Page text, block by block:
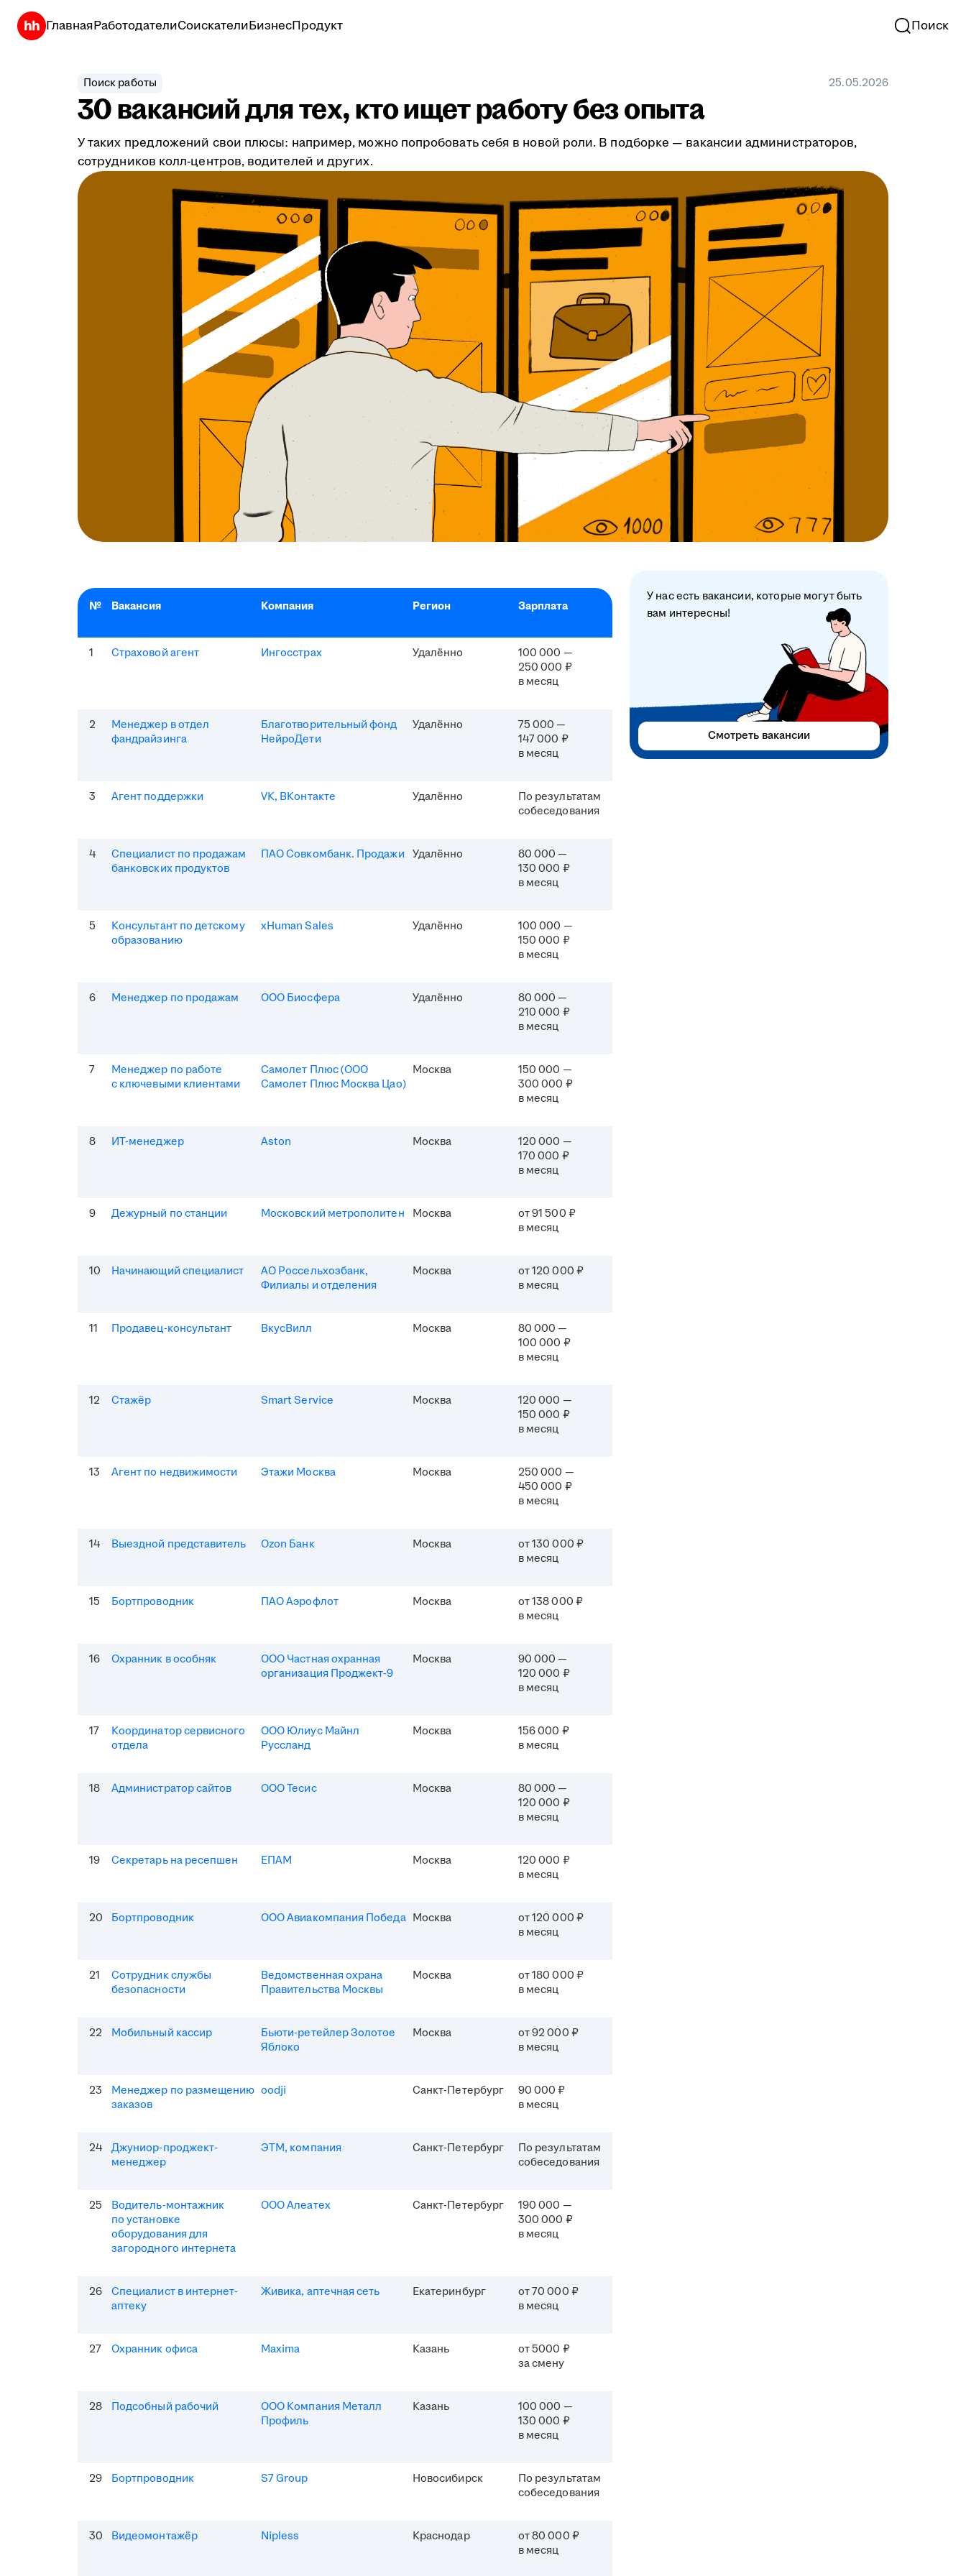
ГлавнаяРаботодателиСоискателиБизнесПродукт Поиск
Поиск работы 25.05.2026
30 вакансий для тех, кто ищет работу без опыта
У таких предложений свои плюсы: например, можно попробовать себя в новой роли. В подборке — вакансии администраторов,
сотрудников колл-центров, водителей и других.
№ Вакансия Компания Регион Зарплата
1 Страховой агент Ингосстрах Удалённо
100 000 —
250 000 ₽
в месяц
2
Менеджер в отдел
фандрайзинга
Благотворительный фонд
НейроДети
Удалённо
75 000 —
147 000 ₽
в месяц
3 Агент поддержки VK, ВКонтакте Удалённо
По результатам
собеседования
4
Специалист по продажам
банковских продуктов
ПАО Совкомбанк. Продажи Удалённо
80 000 —
130 000 ₽
в месяц
5
Консультант по детскому
образованию
xHuman Sales Удалённо
100 000 —
150 000 ₽
в месяц
6 Менеджер по продажам ООО Биосфера Удалённо
80 000 —
210 000 ₽
в месяц
7
Менеджер по работе
с ключевыми клиентами
Самолет Плюс (ООО
Самолет Плюс Москва Цао)
Москва
150 000 —
300 000 ₽
в месяц
8 ИТ-менеджер Aston Москва
120 000 —
170 000 ₽
в месяц
9 Дежурный по станции Московский метрополитен Москва
от 91 500 ₽
в месяц
10 Начинающий специалист
АО Россельхозбанк,
Филиалы и отделения
Москва
от 120 000 ₽
в месяц
11 Продавец-консультант ВкусВилл Москва
80 000 —
100 000 ₽
в месяц
12 Стажёр Smart Service Москва
120 000 —
150 000 ₽
в месяц
13 Агент по недвижимости Этажи Москва Москва
250 000 —
450 000 ₽
в месяц
14 Выездной представитель Ozon Банк Москва
от 130 000 ₽
в месяц
15 Бортпроводник ПАО Аэрофлот Москва
от 138 000 ₽
в месяц
16 Охранник в особняк
ООО Частная охранная
организация Проджект-9
Москва
90 000 —
120 000 ₽
в месяц
17
Координатор сервисного
отдела
ООО Юлиус Майнл
Руссланд
Москва
156 000 ₽
в месяц
18 Администратор сайтов ООО Тесис Москва
80 000 —
120 000 ₽
в месяц
19 Секретарь на ресепшен ЕПАМ Москва
120 000 ₽
в месяц
20 Бортпроводник ООО Авиакомпания Победа Москва
от 120 000 ₽
в месяц
21
Сотрудник службы
безопасности
Ведомственная охрана
Правительства Москвы
Москва
от 180 000 ₽
в месяц
22 Мобильный кассир
Бьюти-ретейлер Золотое
Яблоко
Москва
от 92 000 ₽
в месяц
23
Менеджер по размещению
заказов
oodji Санкт-Петербург
90 000 ₽
в месяц
24
Джуниор-проджект-
менеджер
ЭТМ, компания Санкт-Петербург
По результатам
собеседования
25
Водитель-монтажник
по установке
оборудования для
загородного интернета
ООО Алеатех Санкт-Петербург
190 000 —
300 000 ₽
в месяц
26
Специалист в интернет-
аптеку
Живика, аптечная сеть Екатеринбург
от 70 000 ₽
в месяц
27 Охранник офиса Maxima Казань
от 5000 ₽
за смену
28 Подсобный рабочий
ООО Компания Металл
Профиль
Казань
100 000 —
130 000 ₽
в месяц
29 Бортпроводник S7 Group Новосибирск
По результатам
собеседования
30 Видеомонтажёр Nipless Краснодар
от 80 000 ₽
в месяц
У нас есть вакансии, которые могут быть
вам интересны!
Смотреть вакансии